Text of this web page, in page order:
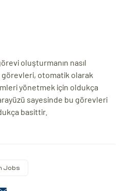
oluşturmanın nasıl
görevleri, otomatik olarak
yönetmek için oldukça
arayüzü sayesinde bu görevleri
basittir.
Jobs